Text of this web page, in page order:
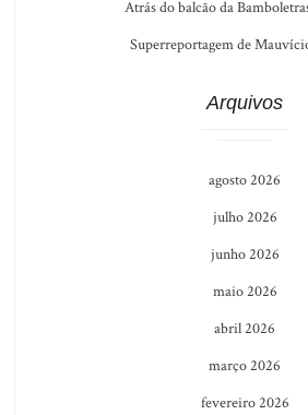
Atrás do balcão da
Superreportagem de
Arquivos
agosto 2026
julho 2026
junho 2026
maio 2026
abril 2026
março 2026
fevereiro 2026